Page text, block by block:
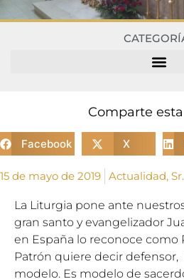
Comparte
Facebook X
15 de mayo de 2019 Actualidad,
La Liturgia pone ante
gran santo y evangelizador
en España lo reconoce como
Patrón quiere decir
modelo. Es modelo de